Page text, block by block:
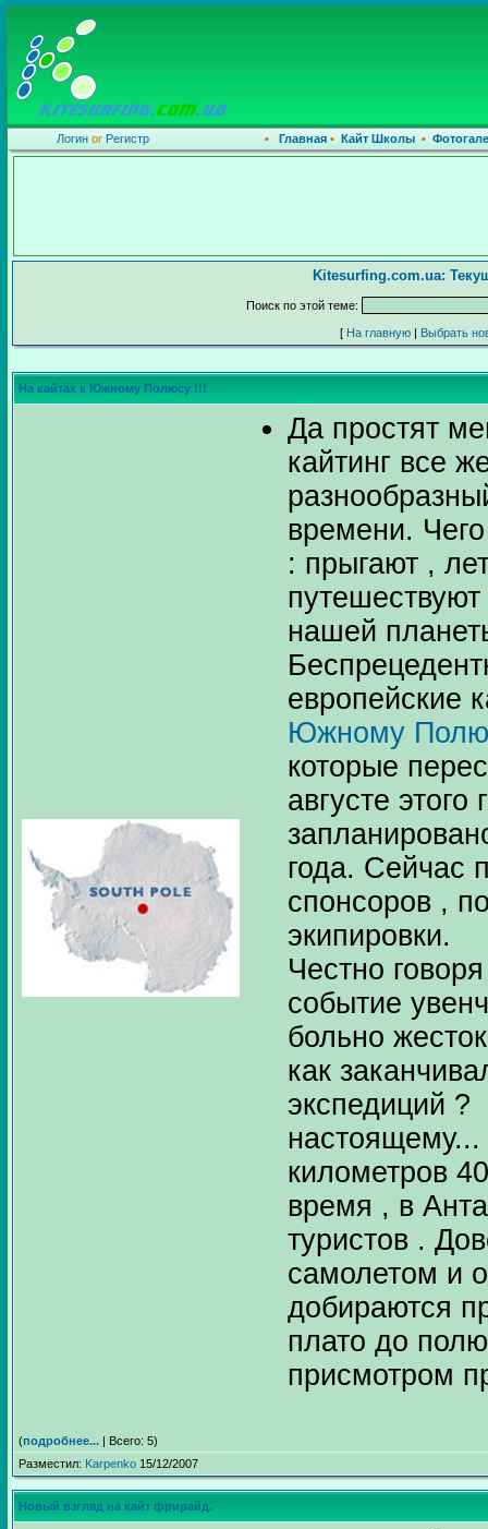
Логин or Регистр • Главная• Кайт Школы •
Kitesurfing.com.ua:
Поиск по этой теме:
[ На главную| Выбрать
На кайтах к Южному Полюсу !!!
Да простят
кайтинг все
времени.
: прыгают ,
нашей
европейские
Южному
которые
августе
года. Сейчас
спонсоров ,
экипировки.
Честно
событие
больно
как
экспедиций ?
километров
время , в
туристов .
самолетом и
добираются
плато до
присмотром
(подробнее... | Всего: 5)
Разместил: Karpenko 15/12/2007
Новый взгляд на кайт фрирайд.